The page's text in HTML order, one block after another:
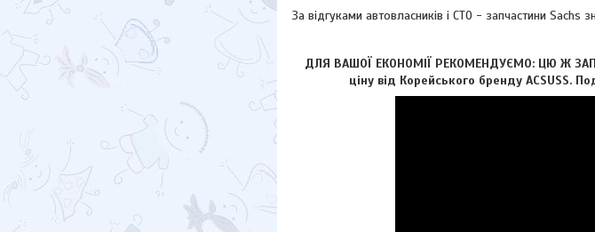
За відгуками автовласників і СТО - запчастини Sachs
ДЛЯ ВАШОЇ ЕКОНОМІЇ РЕКОМЕНДУЄМО: ЦЮ Ж
ціну від Корейського бренду ACSUSS.